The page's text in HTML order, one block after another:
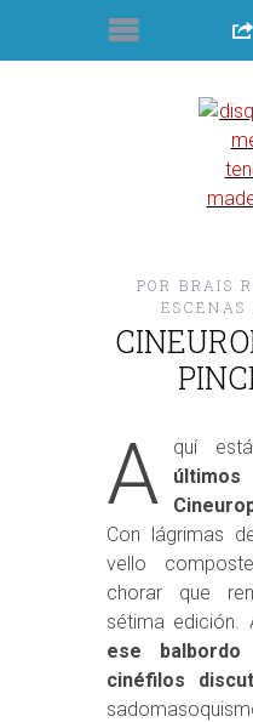
POR BRAIS
ESCENAS
A quí
Con lágrimas
vello
chorar que
sétima edición.
ese
cinéfilos